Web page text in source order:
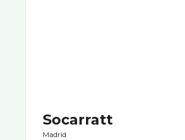
Socarratt
Madrid